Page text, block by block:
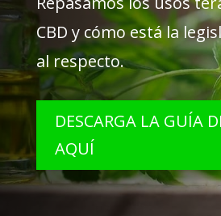
CBD y cómo está la
al respecto.
DESCARGA LA GUÍA
AQUÍ